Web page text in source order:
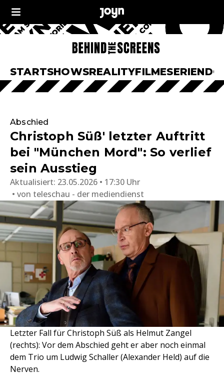
STARTSHOWSREALITYFILMESERIEN
Abschied
Christoph Süß' letzter Auftritt
bei "München Mord": So verlief
sein Ausstieg
Aktualisiert: 23.05.2026 • 17:30 Uhr
von teleschau - der mediendienst
Letzter Fall für Christoph Süß als Helmut Zangel
(rechts): Vor dem Abschied geht er aber noch einmal
dem Trio um Ludwig Schaller (Alexander Held) auf die
Nerven.